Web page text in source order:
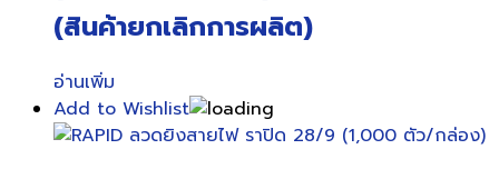
(สินค้ายกเลิกการผลิต)
อ่านเพิ่ม
Add to Wishlist